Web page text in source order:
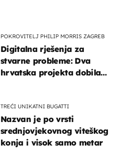
POKROVITELJ PHILIP MORRIS ZAGREB
Digitalna rješenja za
stvarne probleme: Dva
hrvatska projekta dobila
TREĆI UNIKATNI BUGATTI
Nazvan je po vrsti
srednjovjekovnog viteškog
konja i visok samo metar